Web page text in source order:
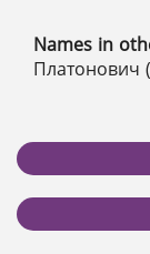
Names in
Платонович